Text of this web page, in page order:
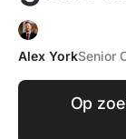
Alex YorkSenior
Op